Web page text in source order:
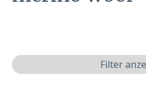
Filter